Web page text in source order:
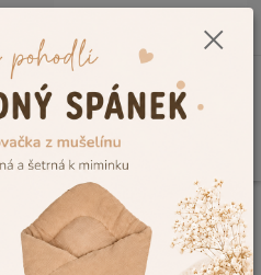
0,00 Kč